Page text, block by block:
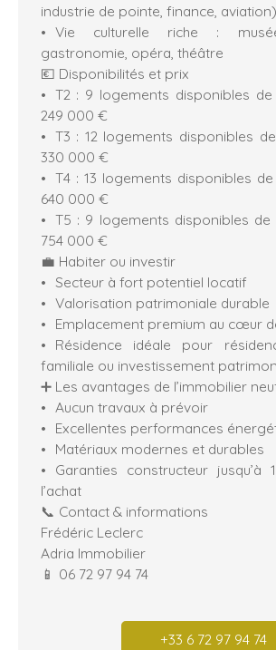
industrie de pointe, finance, aviation)
Vie culturelle riche :
gastronomie, opéra, théâtre
💶 Disponibilités et prix
T2 : 9 logements disponibles
249 000 €
T3 : 12 logements disponibles
330 000 €
T4 : 13 logements disponibles
640 000 €
T5 : 9 logements disponibles
754 000 €
💼 Habiter ou investir
Secteur à fort potentiel locatif
Valorisation patrimoniale durable
Emplacement premium au cœur
Résidence idéale pour
familiale ou investissement
➕ Les avantages de l’immobilier
Aucun travaux à prévoir
Excellentes performances
Matériaux modernes et durables
Garanties constructeur jusqu’à
l’achat
📞 Contact & informations
Frédéric Leclerc
Adria Immobilier
📱 06 72 97 94 74
+33 6 72 97 94 74